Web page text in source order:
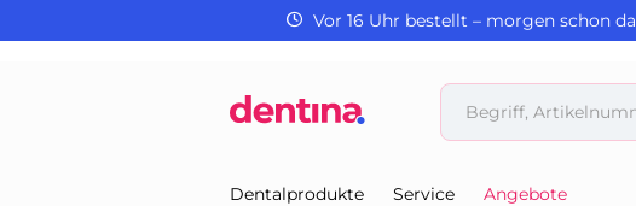
Vor 16 Uhr bestellt – morgen schon da
Dentalprodukte Service Angebote